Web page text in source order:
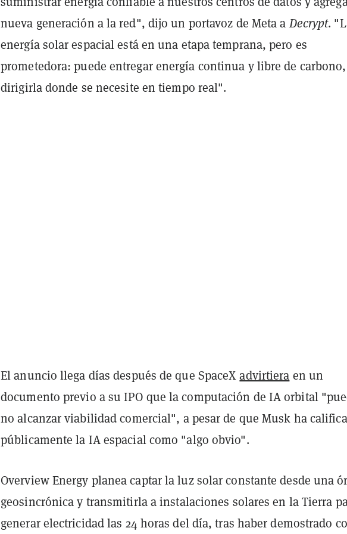
nueva generación a la red", dijo un portavoz de Meta aDecrypt.
energía solar espacial está en una etapa temprana, pero es
prometedora: puede entregar energía continua y libre de
dirigirla donde se necesite en tiempo real".
El anuncio llega días después de que SpaceXadvirtiera en un
documento previo a su IPO que la computación de IA orbital
no alcanzar viabilidad comercial", a pesar de que Musk ha
públicamente la IA espacial como "algo obvio".
Overview Energy planea captar la luz solar constante desde una
geosincrónica y transmitirla a instalaciones solares en la Tierra
generar electricidad las 24 horas del día, tras haber demostrado